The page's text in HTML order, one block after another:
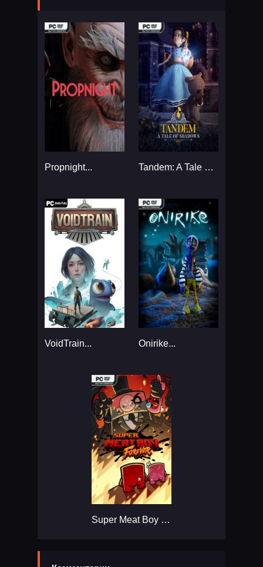
Propnight... Tandem: A Tale of Shadows...
VoidTrain... Onirike...
Super Meat Boy Forever...